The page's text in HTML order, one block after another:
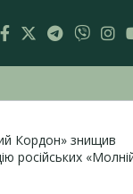
Кордон» знищив
російських